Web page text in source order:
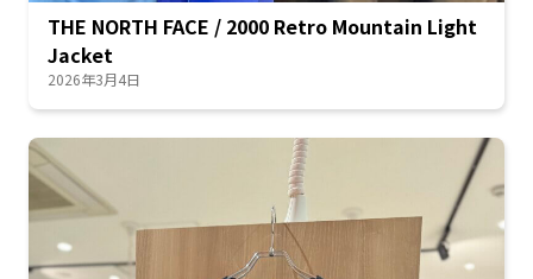
THE NORTH FACE / 2000 Retro Mountain Light
Jacket
2026年3月4日